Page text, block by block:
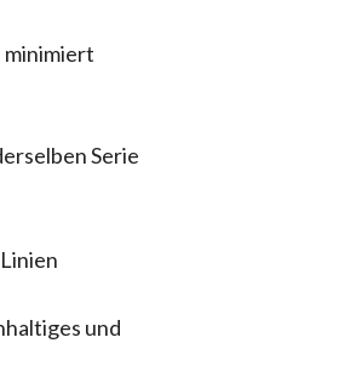
minimiert
Serie
und